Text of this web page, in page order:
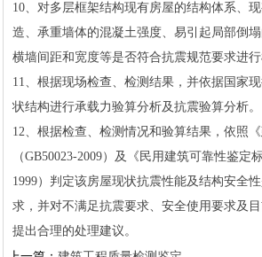
10、对多层框架结构现有房屋的结构体系、
造、承重墙体的混凝土强度、易引起局部倒
横墙间距和宽度等是否符合抗震规范要求进行
11、根据现场检查、检测结果，并依据国家
状结构进行承载力验算分析及抗震验算分析。
12、根据检查、检测情况和验算结果，依照《
（GB50023-2009）及《民用建筑可靠性鉴定
1999）判定该房屋现状抗震性能及结构安全
求，并对不满足抗震要求、安全使用要求及
提出合理的处理建议。